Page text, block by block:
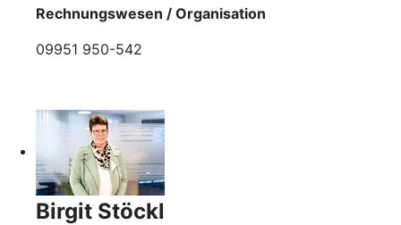
Rechnungswesen / Organisation
09951 950-542
Birgit Stöckl